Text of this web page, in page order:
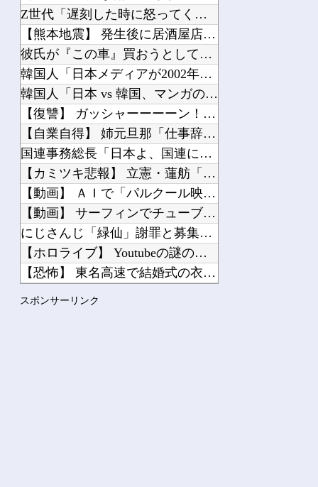
欧州「日本だけ反則だろ…」 世界の『日本びいき』にヨーロッパ全土から不満の声
Powered by livedoor 相互RSS
Z世代「遅刻した時に怒ってくる上司は無能。過ぎた事ネチネチ言...
【熊本地震】 発生後に居酒屋店内から温泉が吹き出す ← これ...
彼氏が『この車』買おうとして私とケンカになってるんだけどｗｗ...
韓国人「日本メディアが2002年ワールドカップ韓国準決勝も調...
韓国人「日本 vs 韓国、マンガのキャラクターの違い」
【復讐】 ガッシャーーーーン！ 相手と自分の車の前方がぶつか...
【自業自得】 姉元旦那「仕事辞めて来た。ラーメン屋を開こう」...
国連事務総長「日本よ、国連にお金がない。このままでは国連が完...
【カミツキ悲報】 立憲・蓮舫「蓮舫だから叩いていい、との報道...
【動画】 ＡＩで「パルクール映像」を作ったらなんかコワい結果...
【動画】 サーフィンでチューブライディング、チューブの中から...
にじさんじ「緑仙」謝罪と募集を一緒にして怒られる「VTube...
【ホロライブ】 Youtubeの謎のイベント？
【恐怖】 東名高速で結婚式の衣装合わせに向かっていた夫婦の車...
スポンサーリンク